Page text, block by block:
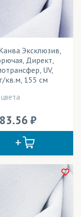
Эксклюзив,
Директ,
UV,
кв.м, 155 см